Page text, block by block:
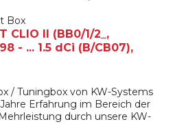
Box
CLIO II (BB0/1/2_,
- ... 1.5 dCi (B/CB07),
/ Tuningbox von KW-Systems
Erfahrung im Bereich der
durch unsere KW-